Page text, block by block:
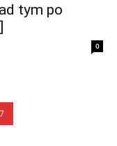
tym po
0
7